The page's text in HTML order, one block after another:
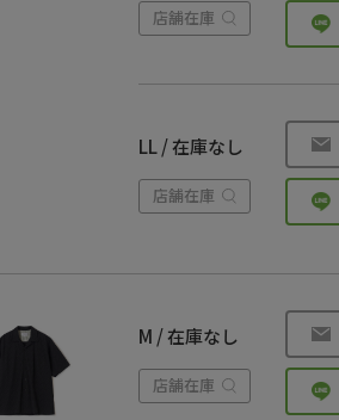
店舗在庫
LL / 在庫なし
店舗在庫
M / 在庫なし
店舗在庫